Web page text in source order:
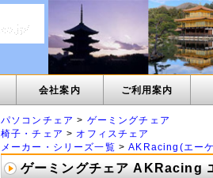
会社案内 ご利用案内
パソコンチェア > ゲーミングチェア
椅子・チェア > オフィスチェア
メーカー・シリーズ一覧 >AKRacing(エー
ゲーミングチェア AKRacing